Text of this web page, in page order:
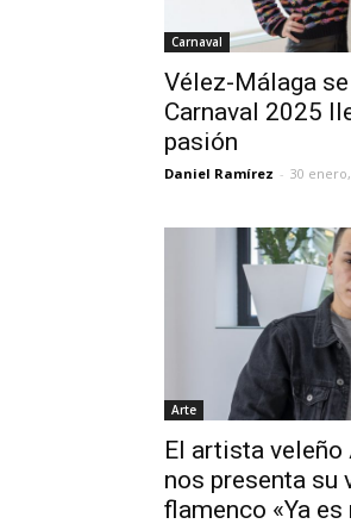
Carnaval
Vélez-Málaga
Carnaval 2025
pasión
Daniel Ramírez - 30
Arte
El artista
nos presenta su
flamenco «Ya es